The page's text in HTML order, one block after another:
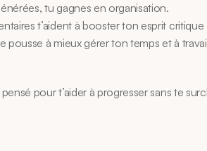
tu gagnes en organisation.
t’aident à booster ton esprit
pousse à mieux gérer ton temps et à
pour t’aider à progresser sans te